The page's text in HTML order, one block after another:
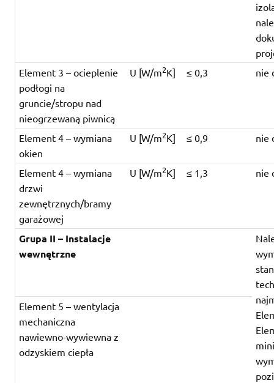
Element 3 – ocieplenie
podłogi na
gruncie/stropu nad
nieogrzewaną piwnicą
U [W/m2K] ≤ 0,3 nie
Element 4 – wymiana
okien
U [W/m2K] ≤ 0,9 nie
Element 4 – wymiana
drzwi
zewnętrznych/bramy
garażowej
U [W/m2K] ≤ 1,3 nie
Grupa II – Instalacje
wewnętrzne
Element 5 – wentylacja
mechaniczna
nawiewno-wywiewna z
odzyskiem ciepła